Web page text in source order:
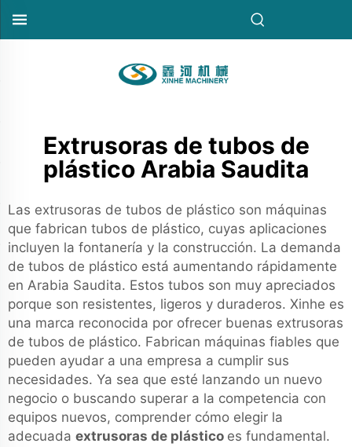
Extrusoras de tubos de
plástico Arabia Saudita
Las extrusoras de tubos de plástico son máquinas
que fabrican tubos de plástico, cuyas aplicaciones
incluyen la fontanería y la construcción. La demanda
de tubos de plástico está aumentando rápidamente
en Arabia Saudita. Estos tubos son muy apreciados
porque son resistentes, ligeros y duraderos. Xinhe es
una marca reconocida por ofrecer buenas extrusoras
de tubos de plástico. Fabrican máquinas fiables que
pueden ayudar a una empresa a cumplir sus
necesidades. Ya sea que esté lanzando un nuevo
negocio o buscando superar a la competencia con
equipos nuevos, comprender cómo elegir la
adecuada extrusoras de plástico es fundamental.